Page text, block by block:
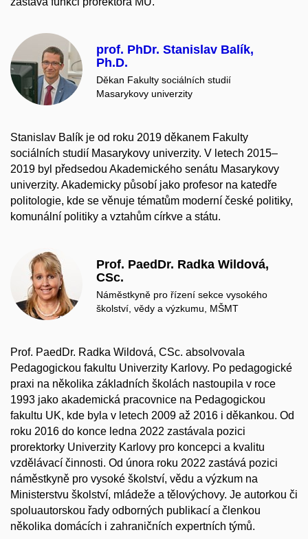
prof. PhDr. Stanislav Balík,
Ph.D.
Děkan Fakulty sociálních studií
Masarykovy univerzity
Stanislav Balík je od roku 2019 děkanem Fakulty
sociálních studií Masarykovy univerzity. V letech 2015–
2019 byl předsedou Akademického senátu Masarykovy
univerzity. Akademicky působí jako profesor na katedře
politologie, kde se věnuje tématům moderní české politiky,
komunální politiky a vztahům církve a státu.
Prof. PaedDr. Radka Wildová,
CSc.
Náměstkyně pro řízení sekce vysokého
školství, vědy a výzkumu, MŠMT
Prof. PaedDr. Radka Wildová, CSc. absolvovala
Pedagogickou fakultu Univerzity Karlovy. Po pedagogické
praxi na několika základních školách nastoupila v roce
1993 jako akademická pracovnice na Pedagogickou
fakultu UK, kde byla v letech 2009 až 2016 i děkankou. Od
roku 2016 do konce ledna 2022 zastávala pozici
prorektorky Univerzity Karlovy pro koncepci a kvalitu
vzdělávací činnosti. Od února roku 2022 zastává pozici
náměstkyně pro vysoké školství, vědu a výzkum na
Ministerstvu školství, mládeže a tělovýchovy. Je autorkou či
spoluautorskou řady odborných publikací a členkou
několika domácích i zahraničních expertních týmů.